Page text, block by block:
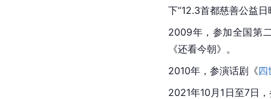
下”12.3首都慈善公益日
2009年，参加全国第
《还看今朝》。
2010年，参演话剧 《四
2021年10月1日至7日